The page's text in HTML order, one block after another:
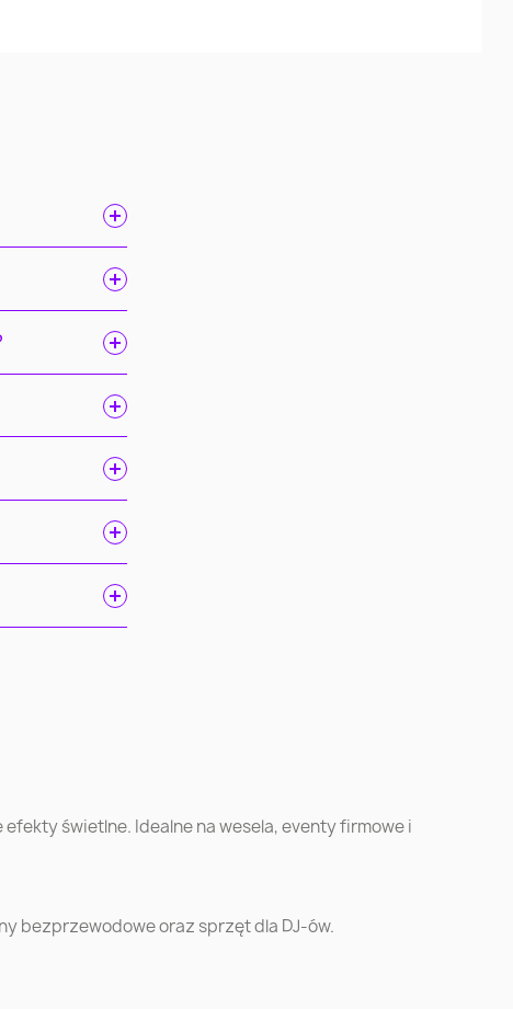
Ruda Śląska Opole
świetlne. Idealne na wesela, eventy firmowe i
bezprzewodowe oraz sprzęt dla DJ-ów.